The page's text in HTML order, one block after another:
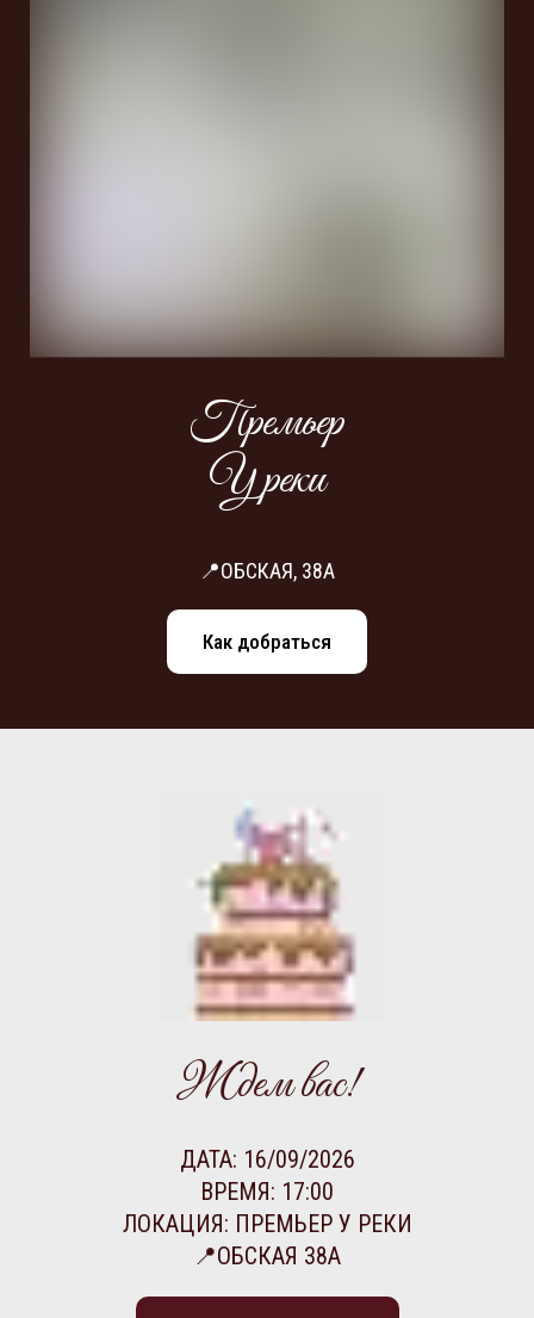
Премьер
У реки
📍ОБСКАЯ, 38А
Как добраться
Ждем вас!
ДАТА: 16/09/2026
ВРЕМЯ: 17:00
ЛОКАЦИЯ: ПРЕМЬЕР У РЕКИ
📍ОБСКАЯ 38А